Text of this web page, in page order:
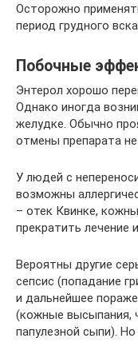
Осторожно
период грудного
Побочные
Энтерол хорошо
Однако иногда
желудке. Обычно
отмены препарата
У людей с
возможны
– отек Квинке,
прекратить лечение
Вероятны другие
сепсис (попадание
и дальнейшее
(кожные высыпания,
папулезной сыпи).